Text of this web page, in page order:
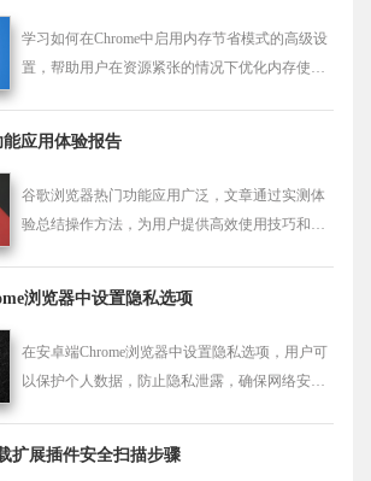
学习如何在Chrome中启用内存节省模式的高级设
置，帮助用户在资源紧张的情况下优化内存使
应用体验报告
谷歌浏览器热门功能应用广泛，文章通过实测体
验总结操作方法，为用户提供高效使用技巧和功
浏览器中设置隐私选项
在安卓端Chrome浏览器中设置隐私选项，用户可
以保护个人数据，防止隐私泄露，确保网络安全
扩展插件安全扫描步骤